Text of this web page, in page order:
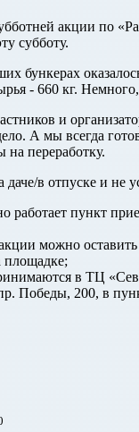
акции по
субботу.
бункерах
- 660 кг.
и
А мы всегда
на переработку.
в отпуске и не
работает пункт
можно оставить
площадке;
в ТЦ
Победы, 200, в